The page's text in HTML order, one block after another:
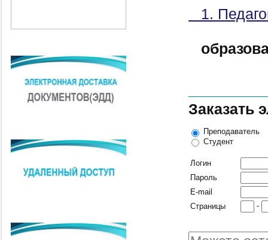
1.
Заказать
Преподаватель
Студент
Логин
Пароль
E-mail
Страницы
-